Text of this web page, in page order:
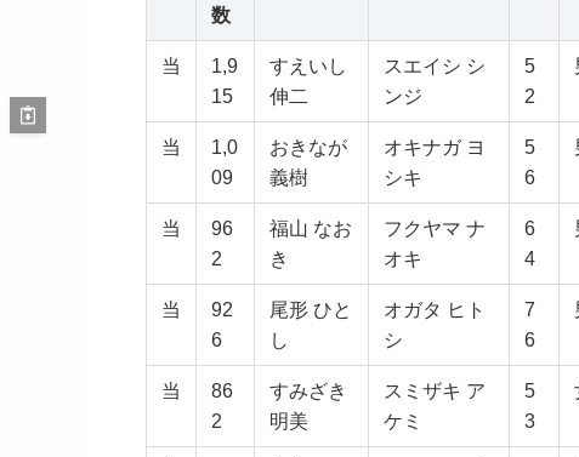
数
当
1,9
15
すえいし
伸二
スエイシ シ
ンジ
5
2
当
1,0
09
おきなが
義樹
オキナガ ヨ
シキ
5
6
当
96
2
福山 なお
き
フクヤマ ナ
オキ
6
4
当
92
6
尾形 ひと
し
オガタ ヒト
シ
7
6
当
86
2
すみざき
明美
スミザキ ア
ケミ
5
3